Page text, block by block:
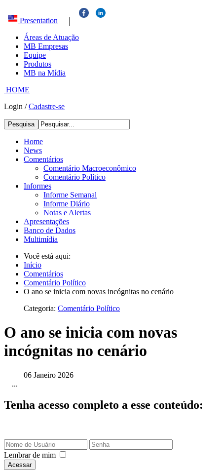
Presentation |
Áreas de Atuação
MB Empresas
Equipe
Produtos
MB na Mídia
HOME
Login /Cadastre-se
Pesquisa
Home
News
Comentários
Comentário Macroeconômico
Comentário Político
Informes
Informe Semanal
Informe Diário
Notas e Alertas
Apresentações
Banco de Dados
Multimídia
Você está aqui:
Início
Comentários
Comentário Político
O ano se inicia com novas incógnitas no cenário
Categoria: Comentário Político
O ano se inicia com novas
incógnitas no cenário
06 Janeiro 2026
...
Tenha acesso completo a esse conteúdo:
Lembrar de mim
Acessar